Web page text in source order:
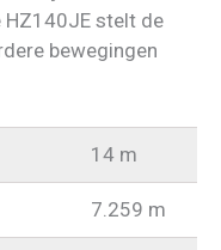
HZ140JE stelt de
bewegingen
14 m
7.259 m